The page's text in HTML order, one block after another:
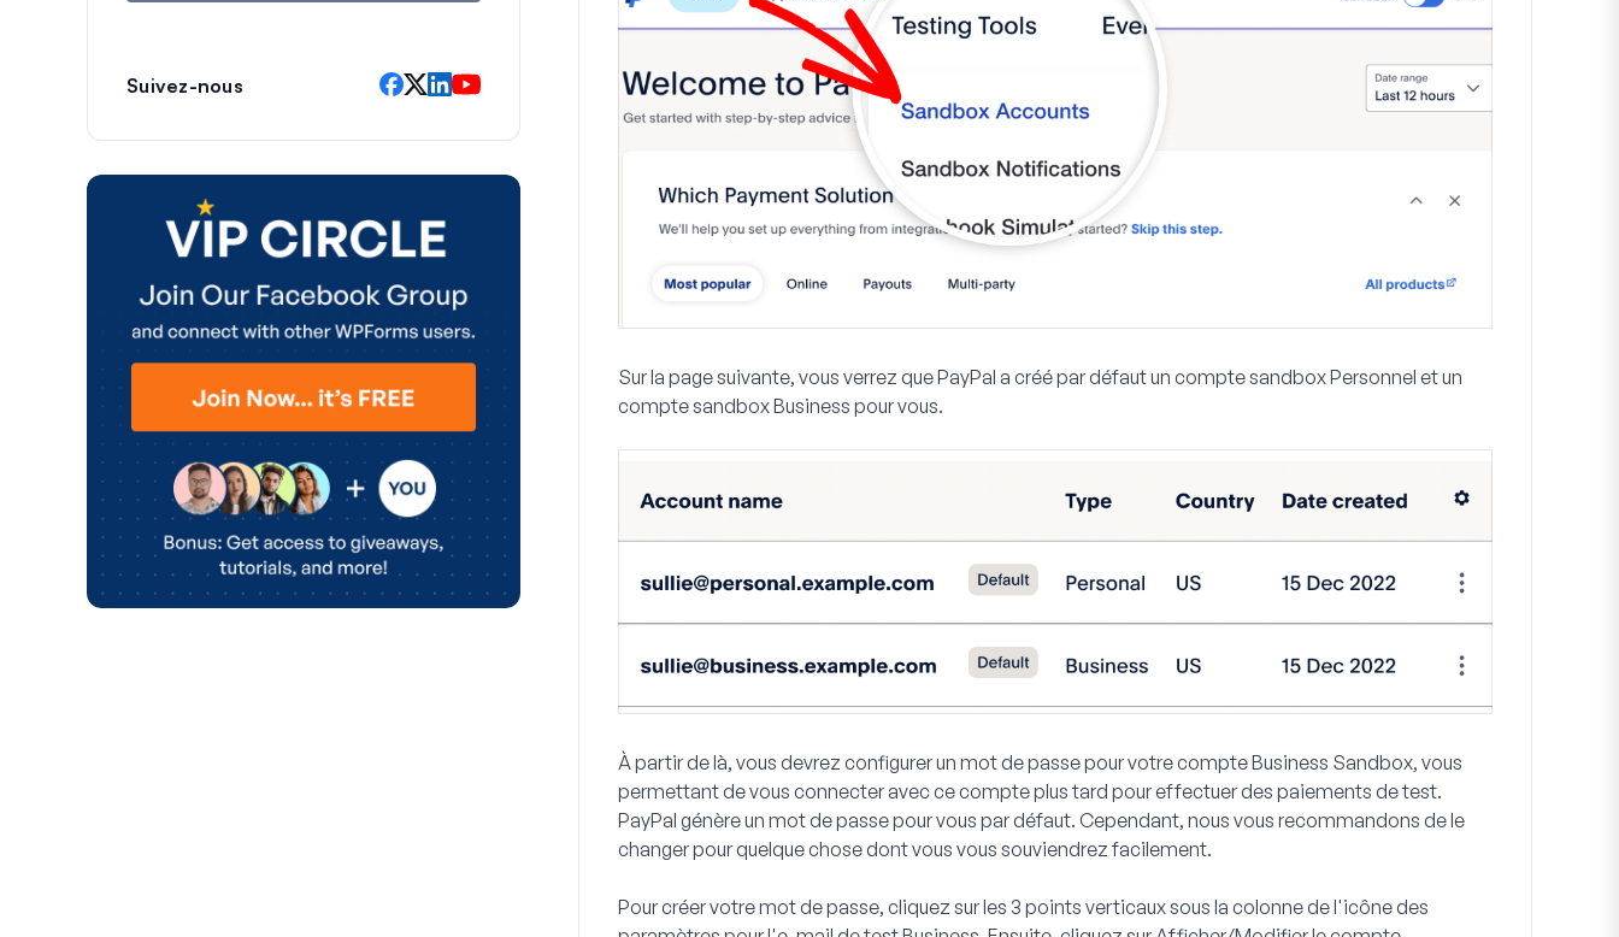
Sur la page suivante, vous verrez que PayPal a créé par défaut un compte sandbox Personnel et un
compte sandbox Business pour vous.
À partir de là, vous devrez configurer un mot de passe pour votre compte Business Sandbox, vous
permettant de vous connecter avec ce compte plus tard pour effectuer des paiements de test.
PayPal génère un mot de passe pour vous par défaut. Cependant, nous vous recommandons de le
changer pour quelque chose dont vous vous souviendrez facilement.
Pour créer votre mot de passe, cliquez sur les 3 points verticaux sous la colonne de l'icône des
Suivez-nous